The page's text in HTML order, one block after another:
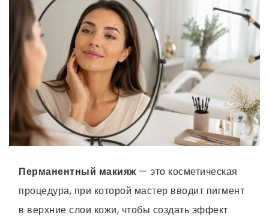
Перманентный макияж— это косметическая
процедура, при которой мастер вводит пигмент
в верхние слои кожи, чтобы создать эффект